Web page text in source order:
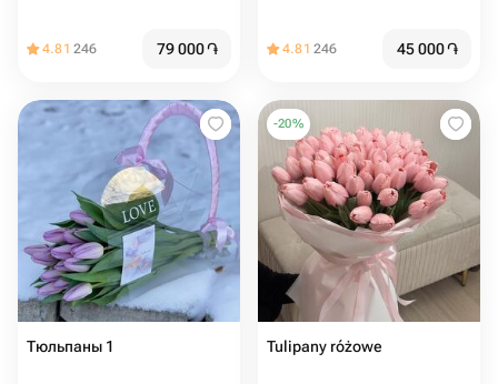
4.81 246 79 000֏ 4.81 246 45 000֏
Тюльпаны 1
-20%
Tulipany różowe